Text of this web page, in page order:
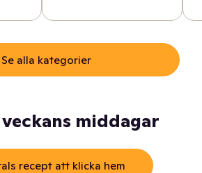
Se alla kategorier
middagar
recept att klicka hem